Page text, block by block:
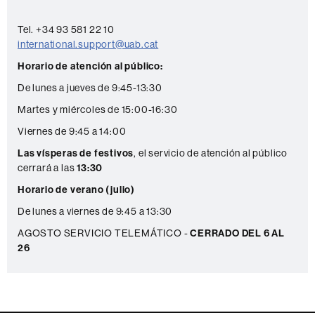
c
t
o
Tel. +34 93 581 22 10
international.support@uab.cat
Horario de atención al público:
De lunes a jueves de 9:45-13:30
Martes y miércoles de 15:00-16:30
Viernes de 9:45 a 14:00
Las vísperas de festivos, el servicio de atención al público
cerrará a las13:30
Horario de verano (julio)
De lunes a viernes de 9:45 a 13:30
AGOSTO SERVICIO TELEMÁTICO -CERRADO DEL 6 AL
26